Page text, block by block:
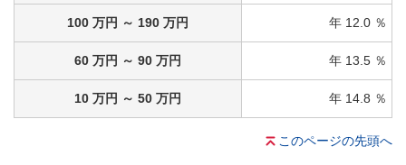
100 万円 ～ 190 万円 年 12.0 ％
60 万円 ～ 90 万円 年 13.5 ％
10 万円 ～ 50 万円 年 14.8 ％
このページの先頭へ